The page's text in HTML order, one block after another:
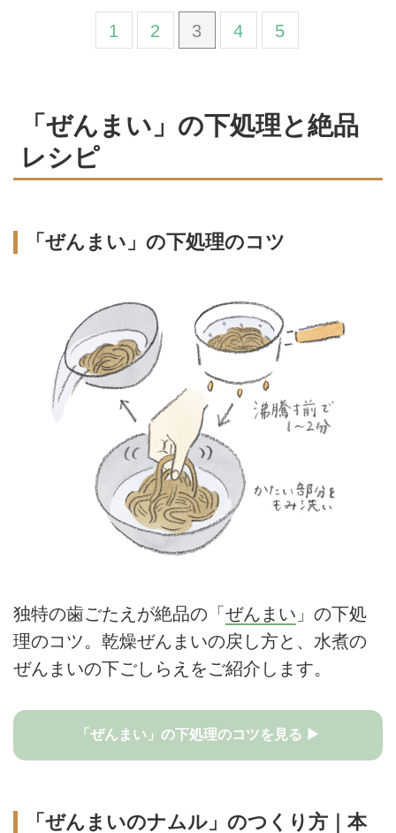
1 2 3 4 5
「ぜんまい」の下処理と絶品
レシピ
「ぜんまい」の下処理のコツ
独特の歯ごたえが絶品の「ぜんまい 」の下処
理のコツ。乾燥ぜんまいの戻し方と、水煮の
ぜんまいの下ごしらえをご紹介します。
「ぜんまい」の下処理のコツを見る ▶
「ぜんまいのナムル」のつくり方｜本